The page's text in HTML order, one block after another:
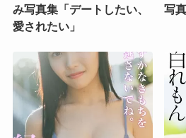
み写真集「デートしたい、
愛されたい」
写